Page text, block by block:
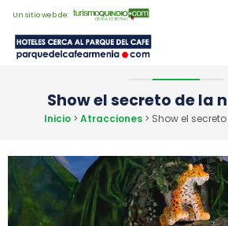
Un sitio web de:
Show el secreto de la
Inicio > Atracciones > Show el